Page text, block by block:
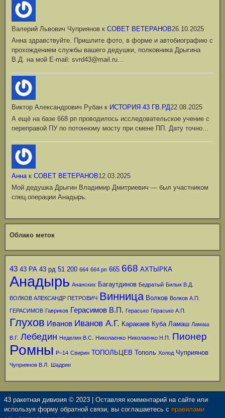
Валерий Львович Чуприянов к СОВЕТ ВЕТЕРАНОВ26.10.2025
Анна здравствуйте. Пришлите фото, в форме и автобиографию с
прохождением службы вашего дедушки, полковника Дрыгина
В.Д. на мой Е-mail: svrd43@mail.ru…
Виктор Александрович Рубан к ИСТОРИЯ 43 ГВ.РД22.08.2025
А ещё на базе 668 рп проводилось исследовательское учение с
переправой ПУ по потонному мосту при смене ПП. Дату точно…
Аннак СОВЕТ ВЕТЕРАНОВ12.03.2025
Мой дедушка Дрыгин Владимир Дмитриевич — был участником
спец.операции Анадырь.
Облако меток
43 43 РА 43 рд 51 200 664 664 рп 665 668 АХТЫРКА
Анадырь Ананских Багаутдинов Бедратый Билык В.Д.
ВОЛКОВ АЛЕКСАНДР ПЕТРОВИЧ Винница Волков Волков А.П.
ГЕРАСИМОВ Гавриков Герасимов В.П. Герасько Герасько А.П.
Глухов Иванов Иванов А.Г. Каракаев Куба Ламаш Ламаш
В.Г. Лебедин Неделин В.С. Николаенко Николаенко Н.П. Пионер
Ромны Р–14 Свирин ТОПОЛЬЦЕВ Тополь Холод Чуприянов
Чуприянов В.Л. Шадрин
43 ракетная дивизия © 2023 | Оставляя комментарий на сайте или
используя форму обратной связи, вы соглашаетесь с правилами